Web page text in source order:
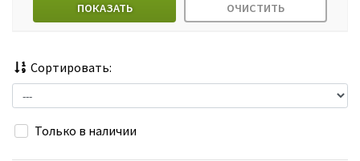
ПОКАЗАТЬ ОЧИСТИТЬ
Сортировать:
Только в наличии